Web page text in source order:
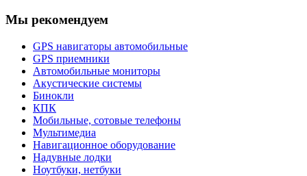
Мы рекомендуем
GPS навигаторы автомобильные
GPS приемники
Автомобильные мониторы
Акустические системы
Бинокли
КПК
Мобильные, сотовые телефоны
Мультимедиа
Навигационное оборудование
Надувные лодки
Ноутбуки, нетбуки